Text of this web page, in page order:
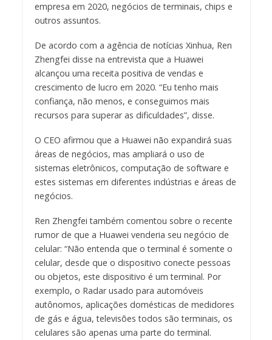
empresa em 2020, negócios de terminais, chips e
outros assuntos.
De acordo com a agência de notícias Xinhua, Ren
Zhengfei disse na entrevista que a Huawei
alcançou uma receita positiva de vendas e
crescimento de lucro em 2020. “Eu tenho mais
confiança, não menos, e conseguimos mais
recursos para superar as dificuldades”, disse.
O CEO afirmou que a Huawei não expandirá suas
áreas de negócios, mas ampliará o uso de
sistemas eletrônicos, computação de software e
estes sistemas em diferentes indústrias e áreas de
negócios.
Ren Zhengfei também comentou sobre o recente
rumor de que a Huawei venderia seu negócio de
celular: “Não entenda que o terminal é somente o
celular, desde que o dispositivo conecte pessoas
ou objetos, este dispositivo é um terminal. Por
exemplo, o Radar usado para automóveis
autônomos, aplicações domésticas de medidores
de gás e água, televisões todos são terminais, os
celulares são apenas uma parte do terminal.